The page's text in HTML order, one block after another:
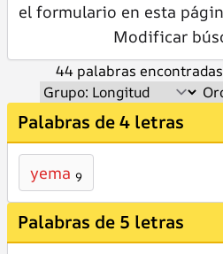
el formulario en esta
Modificar
44 palabras
Palabras de 4 letras
yema 9
Palabras de 5 letras